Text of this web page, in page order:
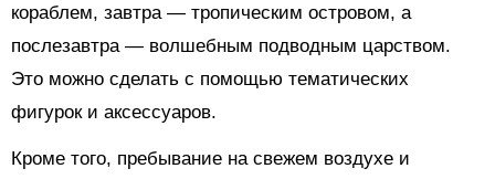
кораблем, завтра — тропическим островом, а
послезавтра — волшебным подводным царством.
Это можно сделать с помощью тематических
фигурок и аксессуаров.
Кроме того, пребывание на свежем воздухе и